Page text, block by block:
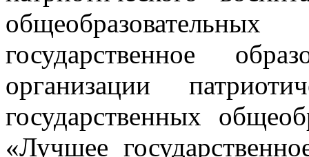
государственное
организации
государственных
«Лучшее